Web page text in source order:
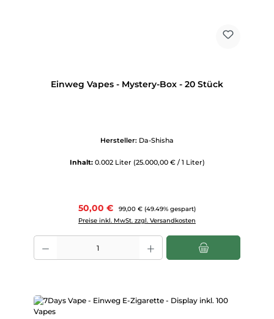
Einweg Vapes - Mystery-Box - 20 Stück
Hersteller: Da-Shisha
Inhalt: 0.002 Liter (25.000,00 € / 1 Liter)
Verkaufspreis:
50,00 € Regulärer Preis:
99,00 € (49.49% gespart)
Preise inkl. MwSt. zzgl. Versandkosten
Produkt Anzahl: Gib den gewünschten Wert ein oder benutze die